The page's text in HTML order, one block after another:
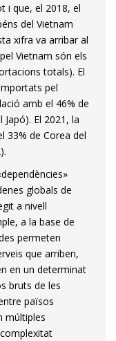
i que, el 2018, el
del Vietnam
xifra va arribar al
Vietnam són els
totals). El
pel
amb el 46% de
Japó). El 2021, la
33% de Corea del
globals de
a nivell
a la base de
permeten
que arriben,
en un determinat
bruts de les
països
múltiples